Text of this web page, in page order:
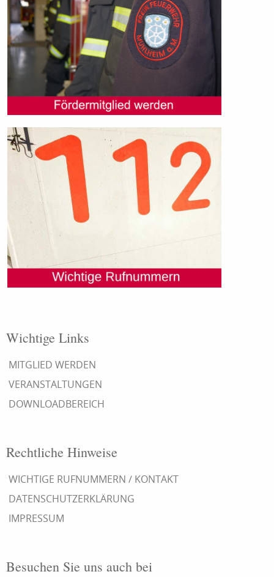
Wichtige Links
MITGLIED WERDEN
VERANSTALTUNGEN
DOWNLOADBEREICH
Rechtliche Hinweise
WICHTIGE RUFNUMMERN / KONTAKT
DATENSCHUTZERKLÄRUNG
IMPRESSUM
Besuchen Sie uns auch bei